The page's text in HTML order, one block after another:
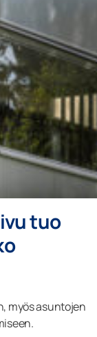
tuo
myös asuntojen